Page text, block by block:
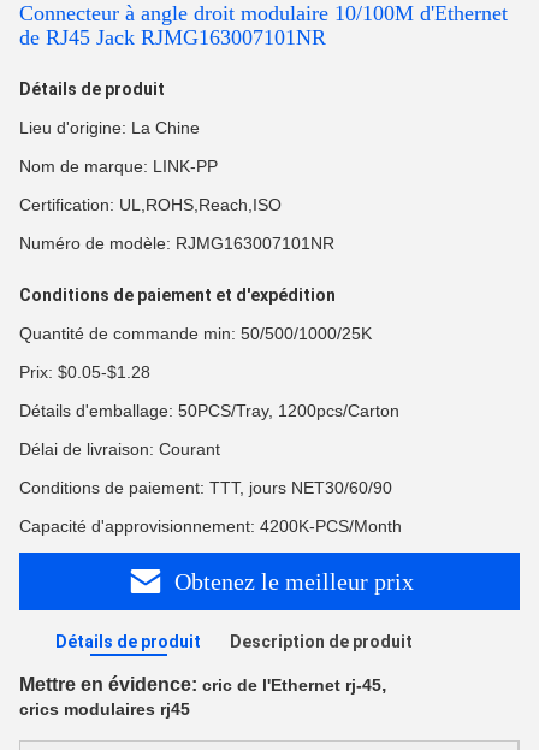
Connecteur à angle droit modulaire 10/100M d'Ethernet
de RJ45 Jack RJMG163007101NR
Détails de produit
Lieu d'origine: La Chine
Nom de marque: LINK-PP
Certification: UL,ROHS,Reach,ISO
Numéro de modèle: RJMG163007101NR
Conditions de paiement et d'expédition
Quantité de commande min: 50/500/1000/25K
Prix: $0.05-$1.28
Détails d'emballage: 50PCS/Tray, 1200pcs/Carton
Délai de livraison: Courant
Conditions de paiement: TTT, jours NET30/60/90
Capacité d'approvisionnement: 4200K-PCS/Month
Obtenez le meilleur prix
Détails de produit Description de produit
Mettre en évidence: cric de l'Ethernet rj-45,
crics modulaires rj45